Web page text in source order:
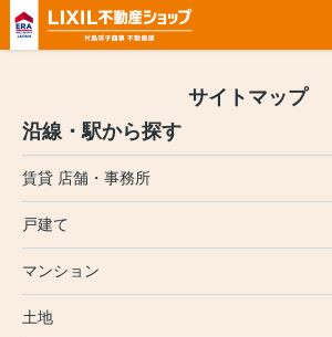
サイトマップ
沿線・駅から探す
賃貸 店舗・事務所
戸建て
マンション
土地